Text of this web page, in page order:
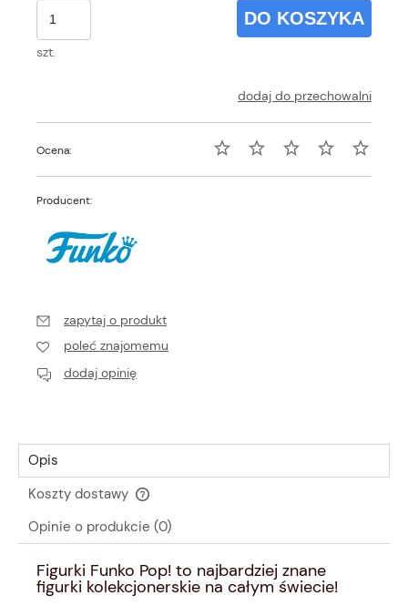
szt.
DO KOSZYKA
dodaj do przechowalni
Ocena:
Producent:
zapytaj o produkt
poleć znajomemu
dodaj opinię
Opis
Koszty dostawy
Cena nie zawiera ewentualnych kosztów płatności
Opinie o produkcie (0)
Figurki Funko Pop! to najbardziej znane
figurki kolekcjonerskie na całym świecie!